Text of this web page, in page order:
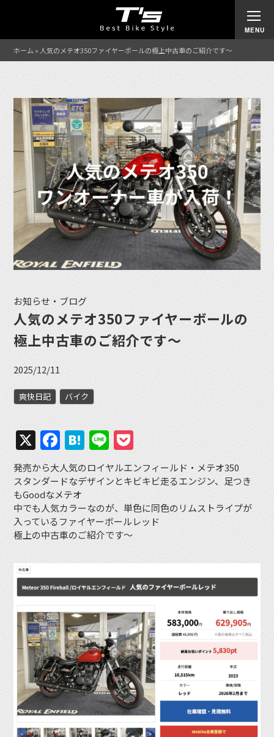
ホーム » 人気のメテオ350ファイヤーボールの極上中古車のご紹介です〜
お知らせ・ブログ
人気のメテオ350ファイヤーボールの
極上中古車のご紹介です〜
2025/12/11
爽快日記 バイク
X Facebook
Hatena
Line
発売から大人気のロイヤルエンフィールド・メテオ350
スタンダードなデザインとキビキビ走るエンジン、足つき
もGoodなメテオ
中でも人気カラーなのが、単色に同色のリムストライプが
入っているファイヤーボールレッド
極上の中古車のご紹介です〜